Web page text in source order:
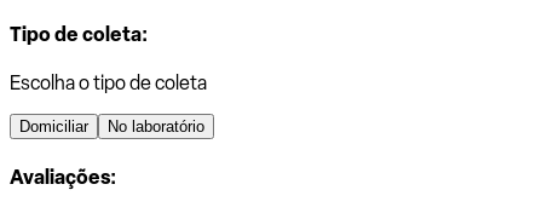
Tipo de coleta:
Escolha o tipo de coleta
Domiciliar No laboratório
Avaliações: